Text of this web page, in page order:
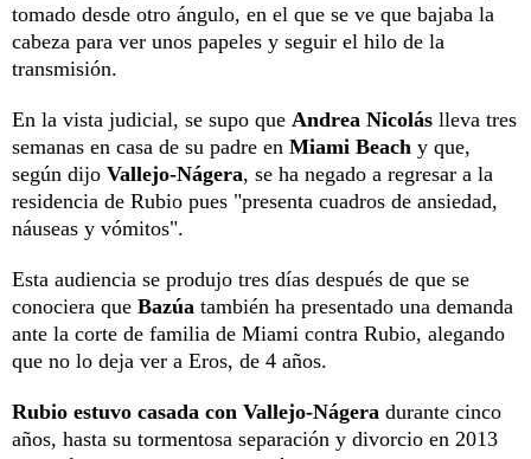
tomado desde otro ángulo, en el que se ve que bajaba la
cabeza para ver unos papeles y seguir el hilo de la
transmisión.
En la vista judicial, se supo que Andrea Nicolás lleva tres
semanas en casa de su padre en Miami Beach y que,
según dijo Vallejo-Nágera, se ha negado a regresar a la
residencia de Rubio pues "presenta cuadros de ansiedad,
náuseas y vómitos".
Esta audiencia se produjo tres días después de que se
conociera que Bazúa también ha presentado una demanda
ante la corte de familia de Miami contra Rubio, alegando
que no lo deja ver a Eros, de 4 años.
Rubio estuvo casada con Vallejo-Nágera durante cinco
años, hasta su tormentosa separación y divorcio en 2013